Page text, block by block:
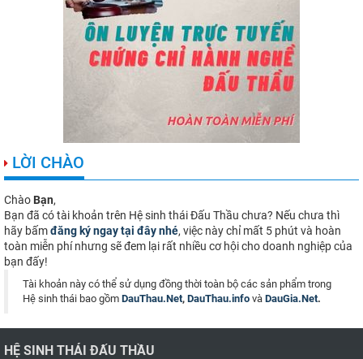
LỜI CHÀO
Chào Bạn,
Bạn đã có tài khoản trên Hệ sinh thái Đấu Thầu chưa? Nếu chưa thì
hãy bấmđăng ký ngay tại đây nhé, việc này chỉ mất 5 phút và hoàn
toàn miễn phí nhưng sẽ đem lại rất nhiều cơ hội cho doanh nghiệp của
bạn đấy!
Tài khoản này có thể sử dụng đồng thời toàn bộ các sản phẩm trong
Hệ sinh thái bao gồm DauThau.Net, DauThau.info và DauGia.Net.
HỆ SINH THÁI ĐẤU THẦU